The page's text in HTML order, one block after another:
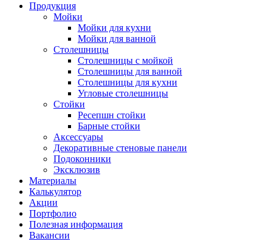
Продукция
Мойки
Мойки для кухни
Мойки для ванной
Столешницы
Столешницы с мойкой
Столешницы для ванной
Столешницы для кухни
Угловые столешницы
Стойки
Ресепшн стойки
Барные стойки
Аксессуары
Декоративные стеновые панели
Подоконники
Эксклюзив
Материалы
Калькулятор
Акции
Портфолио
Полезная информация
Вакансии